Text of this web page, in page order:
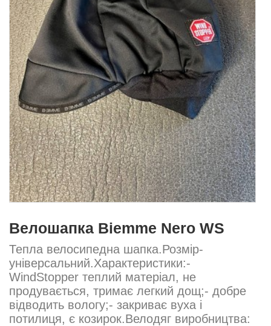
Велошапка Biemme Nero WS
Тепла велосипедна шапка.Розмір-
універсальний.Характеристики:-
WindStopper теплий матеріал, не
продувається, тримає легкий дощ;- добре
відводить вологу;- закриває вуха і
потилиця, є козирок.Велодяг виробництва: